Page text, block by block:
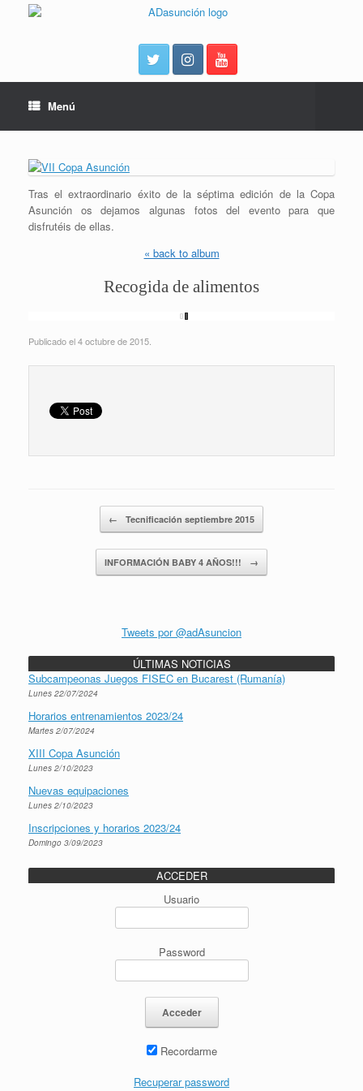
Menú
Tras el extraordinario éxito de la séptima edición de la Copa
Asunción os dejamos algunas fotos del evento para que
disfrutéis de ellas.
« back to album
Recogida de alimentos
Publicado el 4 octubre de 2015.
Navegador de artículos
← Tecnificación septiembre 2015
INFORMACIÓN BABY 4 AÑOS!!! →
Tweets por @adAsuncion
ÚLTIMAS NOTICIAS
Subcampeonas Juegos FISEC en Bucarest (Rumanía)
Lunes 22/07/2024
Horarios entrenamientos 2023/24
Martes 2/07/2024
XIII Copa Asunción
Lunes 2/10/2023
Nuevas equipaciones
Lunes 2/10/2023
Inscripciones y horarios 2023/24
Domingo 3/09/2023
ACCEDER
Usuario
Password
Recordarme
Recuperar password